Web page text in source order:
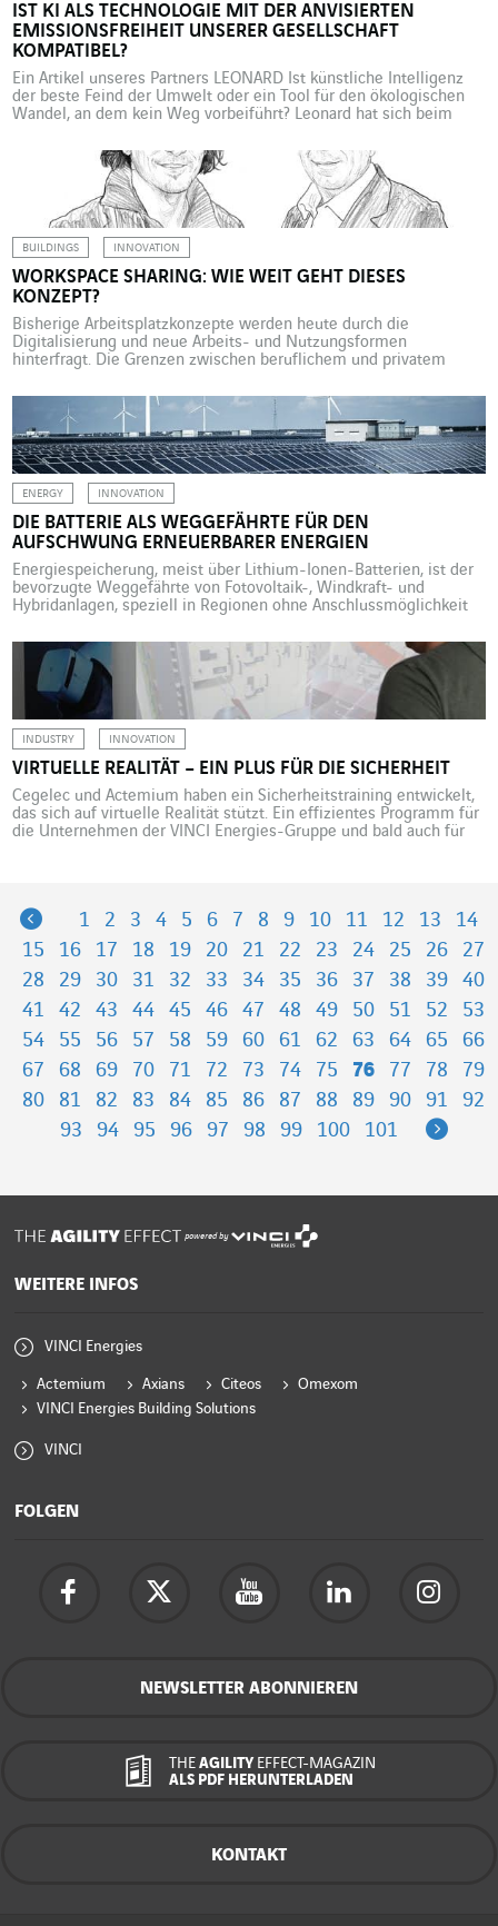
IST KI ALS TECHNOLOGIE MIT DER ANVISIERTEN
EMISSIONSFREIHEIT UNSERER GESELLSCHAFT
KOMPATIBEL?
Ein Artikel unseres Partners LEONARD Ist künstliche Intelligenz
der beste Feind der Umwelt oder ein Tool für den ökologischen
Wandel, an dem kein Weg vorbeiführt? Leonard hat sich beim
den Umwelteffekten von KI auseinandergesetzt. Hugues
Ferrebœuf, Projektleiter bei The Shift Project, Sébastien Bilbault,
Mitbegründer und […]
BUILDINGS INNOVATION
WORKSPACE SHARING: WIE WEIT GEHT DIESES
KONZEPT?
Bisherige Arbeitsplatzkonzepte werden heute durch die
Digitalisierung und neue Arbeits- und Nutzungsformen
hinterfragt. Die Grenzen zwischen beruflichem und privatem
sowohl flexibler als auch individueller. Willkommen im Zeitalter
der Shared Workspaces! Warum? Wie? Wie weit? Dazu ein
Gespräch mit Eric Cassar, Architekt und Gründer von
Arkhenspaces, und Philippe Conus, Geschäftsführer […]
ENERGY INNOVATION
DIE BATTERIE ALS WEGGEFÄHRTE FÜR DEN
AUFSCHWUNG ERNEUERBARER ENERGIEN
Energiespeicherung, meist über Lithium-Ionen-Batterien, ist der
bevorzugte Weggefährte von Fotovoltaik-, Windkraft- und
Hybridanlagen, speziell in Regionen ohne Anschlussmöglichkeit
speichern, ist nichts Neues“, ruft Antoine de Broves, Technical &
Innovation manager bei Omexom, der VINCI Energies-Marke im
Zeichen der Energiewende, in Erinnerung. Da für einen ständigen
Ausgleich zwischen […]
INDUSTRY INNOVATION
VIRTUELLE REALITÄT – EIN PLUS FÜR DIE SICHERHEIT
Cegelec und Actemium haben ein Sicherheitstraining entwickelt,
das sich auf virtuelle Realität stützt. Ein effizientes Programm für
die Unternehmen der VINCI Energies-Gruppe und bald auch für
Previous
1 2 3 4 5 6 7 8 9 10 11 12 13
14
15
16 17 18 19 20 21 22 23 24 25 26
27
28
29 30 31 32 33 34 35 36 37 38 39
40
41
42 43 44 45 46 47 48 49 50 51 52
53
54
55 56 57 58 59 60 61 62 63 64 65
66
67
68 69 70 71 72 73 74 75 76 77 78
79
80
81 82 83 84 85 86 87 88 89 90 91
92
93
94 95 96 97 98 99 100 101 Next
powered by
WEITERE INFOS
VINCI Energies
Actemium Axians Citeos
Omexom
VINCI Energies Building Solutions
VINCI
FOLGEN
NEWSLETTER ABONNIEREN
THE AGILITY EFFECT-MAGAZIN
ALS PDF HERUNTERLADEN
KONTAKT